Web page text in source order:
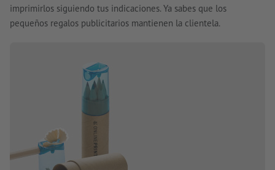
imprimirlos siguiendo tus indicaciones. Ya sabes que los
pequeños regalos publicitarios mantienen la clientela.